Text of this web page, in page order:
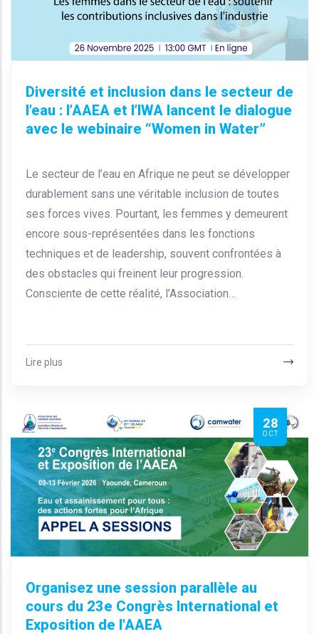
Diversité et inclusion dans le secteur de
l’eau : l’AAEA et l’IWA lancent le dialogue
avec le webinaire “Women in Water”
Le secteur de l’eau en Afrique ne peut se développer
durablement sans une véritable inclusion de toutes
ses forces vives. Pourtant, les femmes y demeurent
encore sous-représentées dans les fonctions
techniques et de leadership, souvent confrontées à
des obstacles qui freinent leur progression.
Consciente de cette réalité, l’Association…
Lire plus
28
OCT
Organisez une session parallèle au
cours du 23e Congrès International et
Exposition de l'AAEA